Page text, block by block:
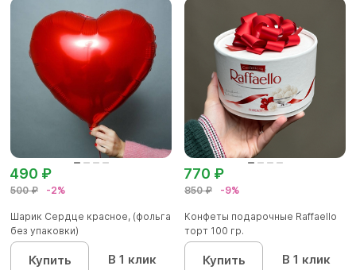
500 ₽ -2%
490 ₽
Шарик Сердце красное, (фольга
без упаковки)
Купить В 1 клик
850 ₽ -9%
770 ₽
Конфеты подарочные Raffaello
торт 100 гр.
Купить В 1 клик